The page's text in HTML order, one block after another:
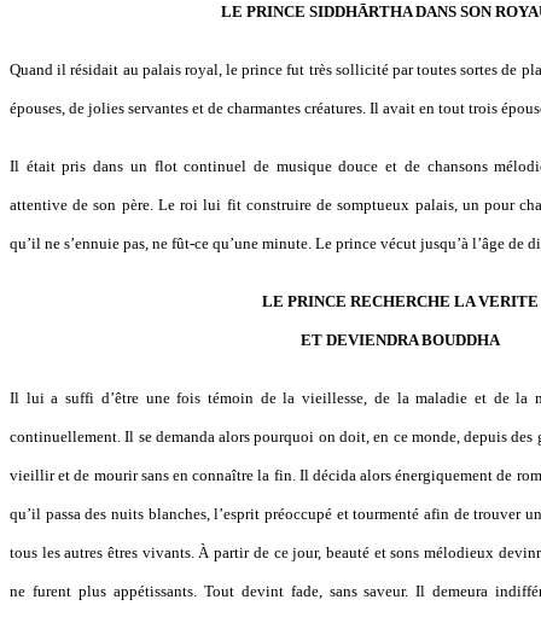
LE PRINCE SIDDHĀRTHA DANS SON
Quand il résidait au palais royal, le prince fut très sollicité par toutes sortes de
épouses, de jolies servantes et de charmantes créatures. Il avait en tout trois
Il était pris dans un flot continuel de musique douce et de chansons
attentive de son père. Le roi lui fit construire de somptueux palais, un pour
qu’il ne s’ennuie pas, ne fût-ce qu’une minute. Le prince vécut jusqu’à l’âge de
LE PRINCE RECHERCHE LA VERITE
ET DEVIENDRA BOUDDHA
Il lui a suffi d’être une fois témoin de la vieillesse, de la maladie et de la
continuellement. Il se demanda alors pourquoi on doit, en ce monde, depuis des
vieillir et de mourir sans en connaître la fin. Il décida alors énergiquement de
qu’il passa des nuits blanches, l’esprit préoccupé et tourmenté afin de trouver
tous les autres êtres vivants. À partir de ce jour, beauté et sons mélodieux
ne furent plus appétissants. Tout devint fade, sans saveur. Il demeura